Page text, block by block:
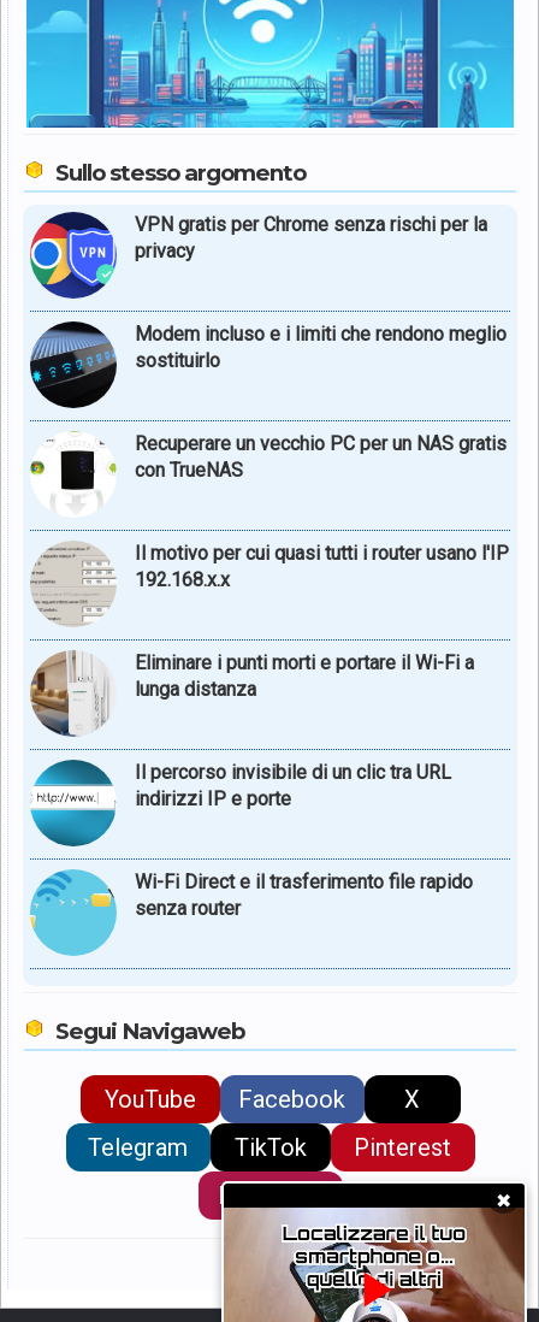
Sullo stesso argomento
VPN gratis per Chrome senza rischi per la
privacy
Modem incluso e i limiti che rendono meglio
sostituirlo
Recuperare un vecchio PC per un NAS gratis
con TrueNAS
Il motivo per cui quasi tutti i router usano l'IP
192.168.x.x
Eliminare i punti morti e portare il Wi-Fi a
lunga distanza
Il percorso invisibile di un clic tra URL
indirizzi IP e porte
Wi-Fi Direct e il trasferimento file rapido
senza router
Segui Navigaweb
YouTube Facebook
X
Telegram
TikTok
Pinterest
✖